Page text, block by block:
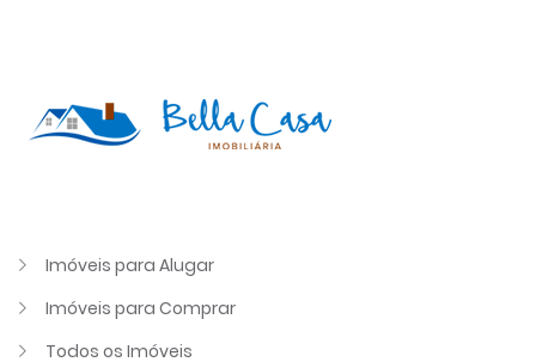
Imóveis para Alugar
Imóveis para Comprar
Todos os Imóveis